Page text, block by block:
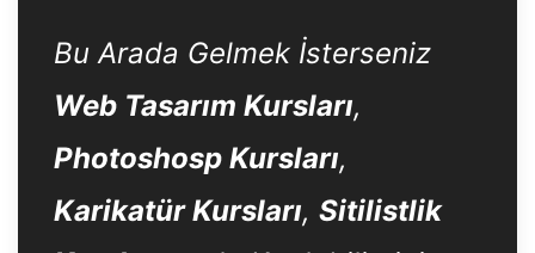
Bu Arada Gelmek İsterseniz
Web Tasarım Kursları,
Photoshosp Kursları,
Karikatür Kursları, Sitilistlik